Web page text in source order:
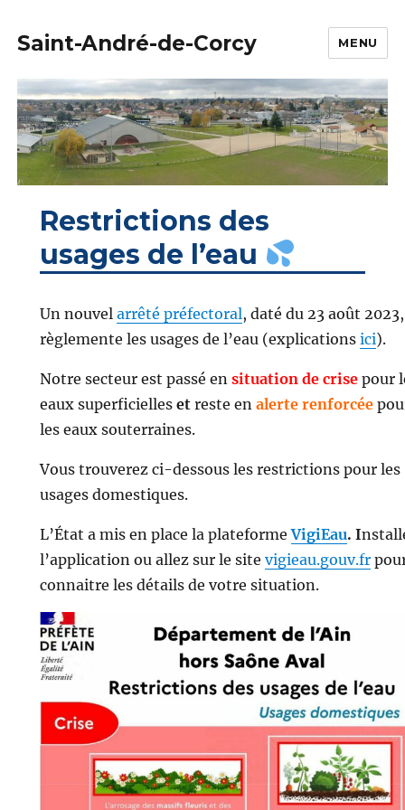
Saint-André-de-Corcy MENU
Restrictions des
usages de l’eau
Un nouvel arrêté préfectoral, daté du 23 août 2023,
règlemente les usages de l’eau (explications ici).
Notre secteur est passé en situation de crisepour
eaux superficielles etreste en alerte renforcée
les eaux souterraines.
Vous trouverez ci-dessous les restrictions pour les
usages domestiques.
L’État a mis en place la plateformeVigiEau. I
l’application ou allez sur le site vigieau.gouv.fr
connaitre les détails de votre situation.